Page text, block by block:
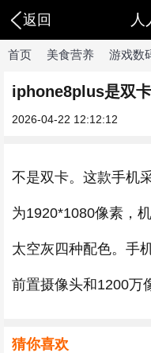
返回 人
首页 美食营养 游戏数
iphone8plus是双
2026-04-22 12:12:12
不是双卡。这款手机
为1920*1080像素，
太空灰四种配色。手
前置摄像头和1200万
猜你喜欢